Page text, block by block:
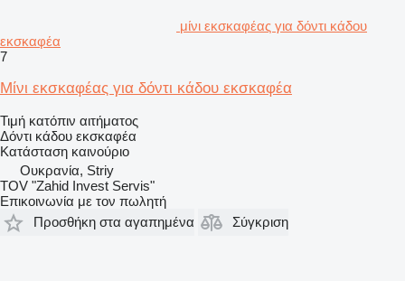
μίνι εκσκαφέας για δόντι κάδου
εκσκαφέα
7
Μίνι εκσκαφέας για δόντι κάδου εκσκαφέα
Τιμή κατόπιν αιτήματος
Δόντι κάδου εκσκαφέα
Κατάσταση καινούριο
Ουκρανία, Striy
TOV "Zahid Invest Servis"
Επικοινωνία με τον πωλητή
Προσθήκη στα αγαπημένα
Σύγκριση